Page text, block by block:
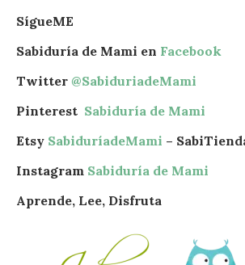
SígueME
Sabiduría de Mami en Facebook
Twitter @SabiduriadeMami
Pinterest Sabiduría de Mami
Etsy SabiduríadeMami –
Instagram Sabiduría de Mami
Aprende, Lee, Disfruta